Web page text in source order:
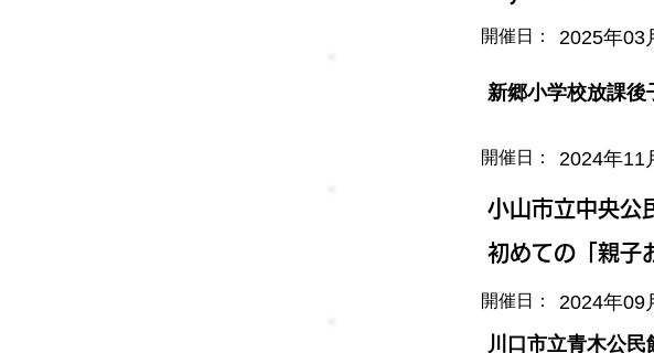
開催日： 2025年03
新郷小学校放課
開催日： 2024年11
小山市立中央公
初めての「親子
開催日： 2024年09
川口市立青木公民